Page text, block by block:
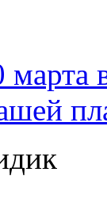
марта